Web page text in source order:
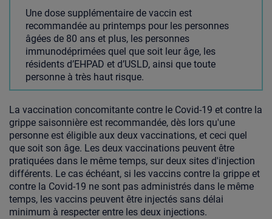
Une dose supplémentaire de vaccin est
recommandée au printemps pour les personnes
âgées de 80 ans et plus, les personnes
immunodéprimées quel que soit leur âge, les
résidents d’EHPAD et d’USLD, ainsi que toute
personne à très haut risque.
La vaccination concomitante contre le Covid-19 et contre la
grippe saisonnière est recommandée, dès lors qu'une
personne est éligible aux deux vaccinations, et ceci quel
que soit son âge. Les deux vaccinations peuvent être
pratiquées dans le même temps, sur deux sites d'injection
différents. Le cas échéant, si les vaccins contre la grippe et
contre la Covid-19 ne sont pas administrés dans le même
temps, les vaccins peuvent être injectés sans délai
minimum à respecter entre les deux injections.